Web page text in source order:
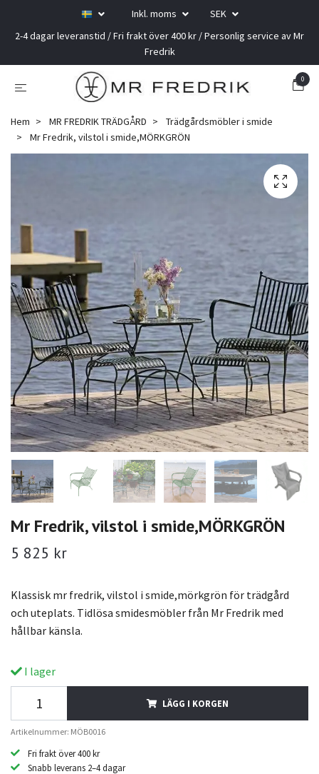
Inkl. moms
SEK
2-4 dagar leveranstid / Fri frakt över 400 kr / Personlig service av Mr
Fredrik
0
Hem MR FREDRIK TRÄDGÅRD
Trädgårdsmöbler i smide
Mr Fredrik, vilstol i smide,MÖRKGRÖN
Mr Fredrik, vilstol i smide,MÖRKGRÖN
5 825 kr
Klassisk mr fredrik, vilstol i smide,mörkgrön för trädgård
och uteplats. Tidlösa smidesmöbler från Mr Fredrik med
hållbar känsla.
I lager
LÄGG I KORGEN
Artikelnummer: MÖB0016
Fri frakt över 400 kr
Snabb leverans 2–4 dagar